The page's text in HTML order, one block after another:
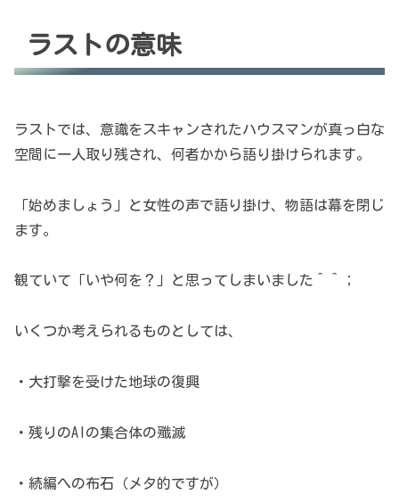
ラストの意味
ラストでは、意識をスキャンされたハウスマンが真っ白な
空間に一人取り残され、何者かから語り掛けられます。
「始めましょう」と女性の声で語り掛け、物語は幕を閉じ
ます。
観ていて「いや何を？」と思ってしまいました＾＾；
いくつか考えられるものとしては、
・大打撃を受けた地球の復興
・残りのAIの集合体の殲滅
・続編への布石（メタ的ですが）